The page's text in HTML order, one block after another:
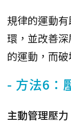
規律的運動
環，並改善
的運動，而
- 方法6：
主動管理壓